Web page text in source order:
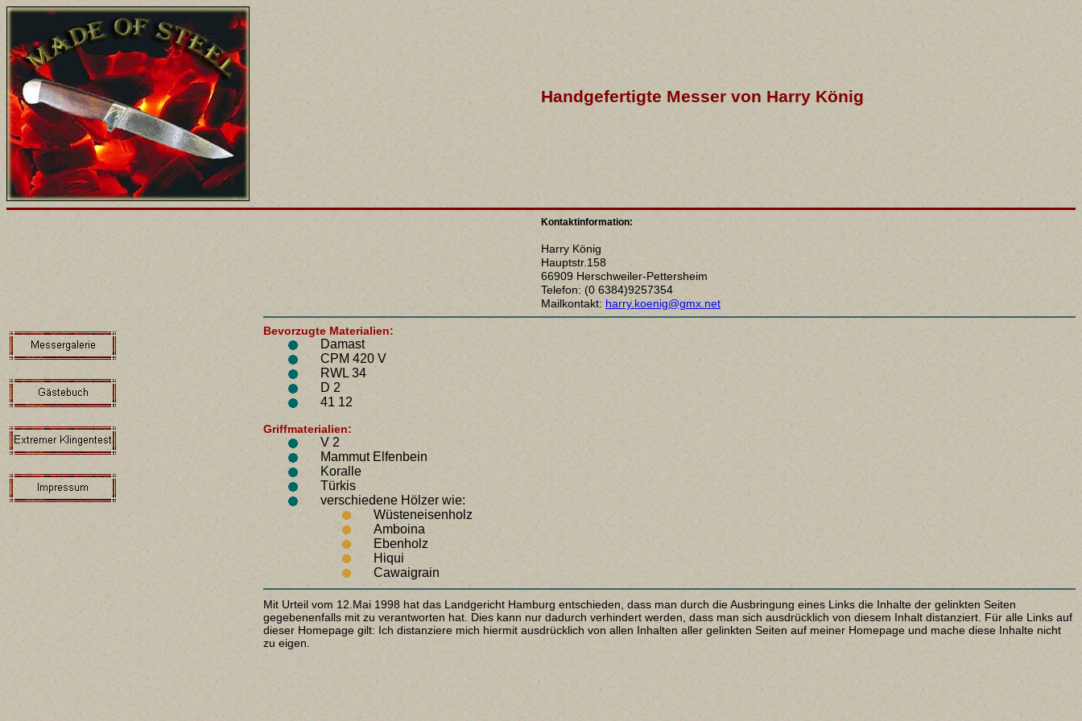
Handgefertigte Messer von Harry König
Kontaktinformation:
Harry König
Hauptstr.158
66909 Herschweiler-Pettersheim
Telefon: (0 6384)9257354
Mailkontakt: harry.koenig@gmx.net
Bevorzugte Materialien:
Damast
CPM 420 V
RWL 34
D 2
41 12
Griffmaterialien:
V 2
Mammut Elfenbein
Koralle
Türkis
verschiedene Hölzer wie:
Wüsteneisenholz
Amboina
Ebenholz
Hiqui
Cawaigrain
Mit Urteil vom 12.Mai 1998 hat das Landgericht Hamburg entschieden, dass man durch die Ausbringung eines Links die Inhalte der gelinkten Seiten
gegebenenfalls mit zu verantworten hat. Dies kann nur dadurch verhindert werden, dass man sich ausdrücklich von diesem Inhalt distanziert. Für alle Links auf
dieser Homepage gilt: Ich distanziere mich hiermit ausdrücklich von allen Inhalten aller gelinkten Seiten auf meiner Homepage und mache diese Inhalte nicht
zu eigen.